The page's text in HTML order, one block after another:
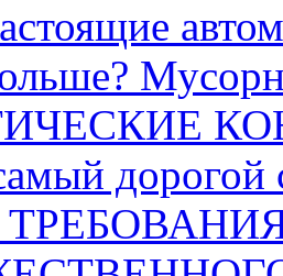
дорогой